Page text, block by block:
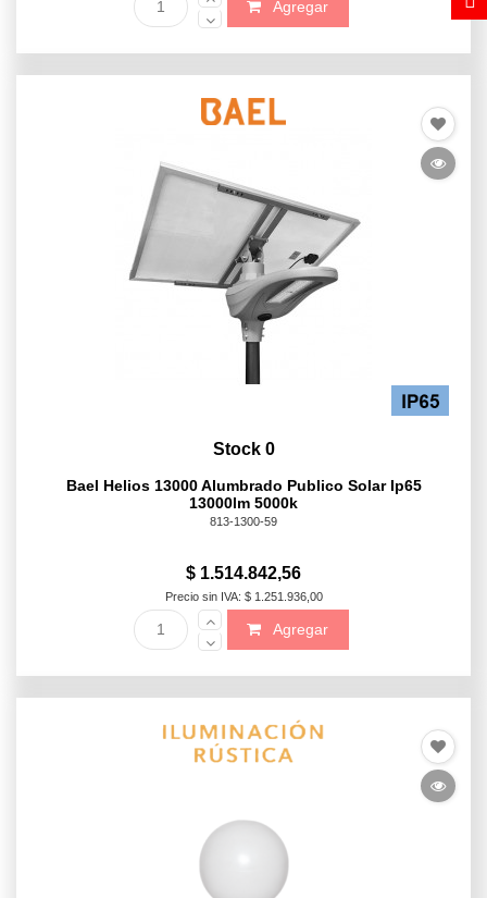
Agregar
Stock 0
Bael Helios 13000 Alumbrado Publico Solar Ip65
13000lm 5000k
813-1300-59
$ 1.514.842,56
Precio sin IVA: $ 1.251.936,00
Agregar